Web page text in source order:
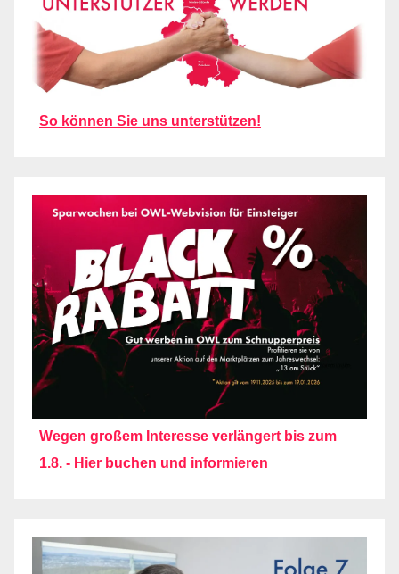
So können Sie uns unterstützen!
Wegen großem Interesse verlängert bis zum
1.8. - Hier buchen und informieren